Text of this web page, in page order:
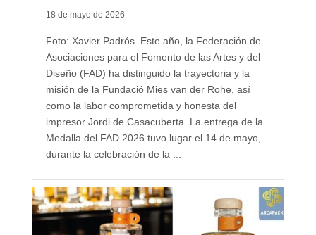
18 de mayo de 2026
Foto: Xavier Padrós. Este año, la Federación de
Asociaciones para el Fomento de las Artes y del
Diseño (FAD) ha distinguido la trayectoria y la
misión de la Fundació Mies van der Rohe, así
como la labor comprometida y honesta del
impresor Jordi de Casacuberta. La entrega de la
Medalla del FAD 2026 tuvo lugar el 14 de mayo,
durante la celebración de la ...